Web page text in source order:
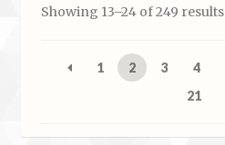
Showing 13–24 of 249 results
1 2 3 4
21